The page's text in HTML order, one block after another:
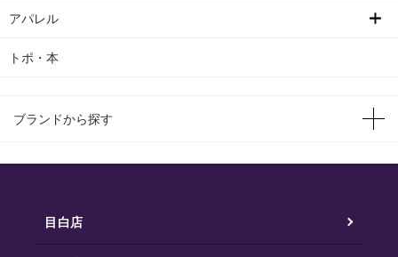
アパレル
トポ・本
ブランドから探す
目白店